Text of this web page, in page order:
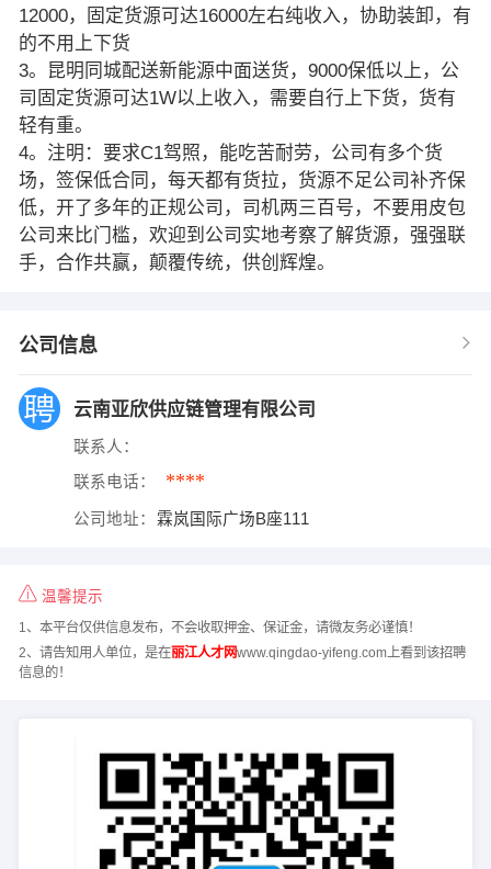
12000，固定货源可达16000左右纯收入，协助装卸，有
的不用上下货
3。昆明同城配送新能源中面送货，9000保低以上，公
司固定货源可达1W以上收入，需要自行上下货，货有
轻有重。
4。注明：要求C1驾照，能吃苦耐劳，公司有多个货
场，签保低合同，每天都有货拉，货源不足公司补齐保
低，开了多年的正规公司，司机两三百号，不要用皮包
公司来比门槛，欢迎到公司实地考察了解货源，强强联
手，合作共赢，颠覆传统，供创辉煌。
公司信息
云南亚欣供应链管理有限公司
联系人：
联系电话： ****
公司地址： 霖岚国际广场B座111
温馨提示
1、本平台仅供信息发布，不会收取押金、保证金，请微友务必谨慎！
2、请告知用人单位，是在丽江人才网www.qingdao-yifeng.com上看到该招聘
信息的！